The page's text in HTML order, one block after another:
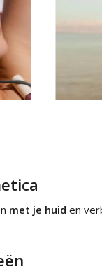
met je huid en